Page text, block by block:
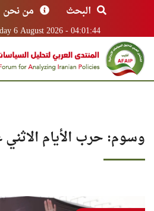
البحث من نحن
6 August 2026 - 04:01:44
وسوم: حرب الأيام